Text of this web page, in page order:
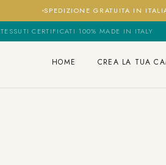
SPEDIZIONE GRATUITA IN
TESSUTI CERTIFICATI·100% MADE IN ITALY
HOME CREA LA TUA